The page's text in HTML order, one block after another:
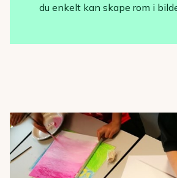
du enkelt kan skape rom i